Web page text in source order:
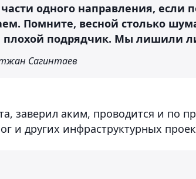
одного направления, если
Помните, весной столько
плохой подрядчик. Мы лишили
Сагинтаев
заверил аким, проводится и по
и других инфраструктурных